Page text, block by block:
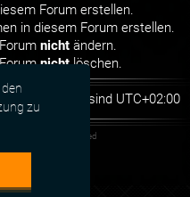
zu
Forum erstellen.
in diesem Forum erstellen.
nicht ändern.
nichtlöschen.
Alle Zeiten sind UTC+02:00
© phpBB Limited
durchphpBB.de